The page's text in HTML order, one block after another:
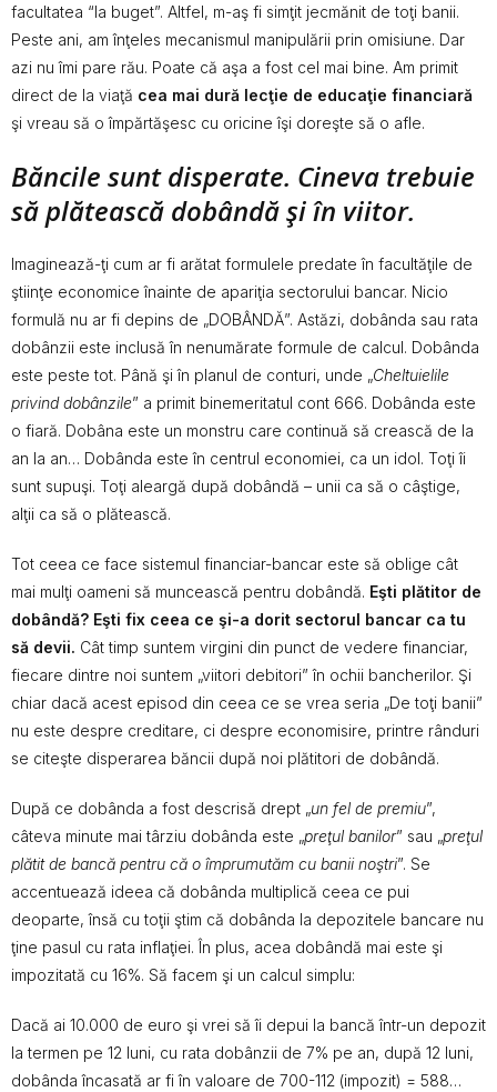
facultatea “la buget”. Altfel, m-aş fi simţit jecmănit de toţi banii.
Peste ani, am înţeles mecanismul manipulării prin omisiune. Dar
azi nu îmi pare rău. Poate că aşa a fost cel mai bine. Am primit
direct de la viaţă cea mai dură lecţie de educaţie financiară
şi vreau să o împărtăşesc cu oricine îşi doreşte să o afle.
Băncile sunt disperate. Cineva trebuie
să plătească dobândă şi în viitor.
Imaginează-ţi cum ar fi arătat formulele predate în facultăţile de
ştiinţe economice înainte de apariţia sectorului bancar. Nicio
formulă nu ar fi depins de „DOBÂNDĂ”. Astăzi, dobânda sau rata
dobânzii este inclusă în nenumărate formule de calcul. Dobânda
este peste tot. Până şi în planul de conturi, unde „Cheltuielile
privind dobânzile” a primit binemeritatul cont 666. Dobânda este
o fiară. Dobâna este un monstru care continuă să crească de la
an la an… Dobânda este în centrul economiei, ca un idol. Toţi îi
sunt supuşi. Toţi aleargă după dobândă – unii ca să o câştige,
alţii ca să o plătească.
Tot ceea ce face sistemul financiar-bancar este să oblige cât
mai mulţi oameni să muncească pentru dobândă. Eşti plătitor de
dobândă? Eşti fix ceea ce şi-a dorit sectorul bancar ca tu
să devii. Cât timp suntem virgini din punct de vedere financiar,
fiecare dintre noi suntem „viitori debitori” în ochii bancherilor. Şi
chiar dacă acest episod din ceea ce se vrea seria „De toţi banii”
nu este despre creditare, ci despre economisire, printre rânduri
se citeşte disperarea băncii după noi plătitori de dobândă.
După ce dobânda a fost descrisă drept „un fel de premiu”,
câteva minute mai târziu dobânda este „preţul banilor” sau „preţul
plătit de bancă pentru că o împrumutăm cu banii noştri”. Se
accentuează ideea că dobânda multiplică ceea ce pui
deoparte, însă cu toţii ştim că dobânda la depozitele bancare nu
ţine pasul cu rata inflaţiei. În plus, acea dobândă mai este şi
impozitată cu 16%. Să facem şi un calcul simplu:
Dacă ai 10.000 de euro şi vrei să îi depui la bancă într-un depozit
la termen pe 12 luni, cu rata dobânzii de 7% pe an, după 12 luni,
dobânda încasată ar fi în valoare de 700-112 (impozit) = 588…